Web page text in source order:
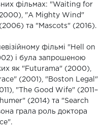
фільмах: "Waiting for
"A Mighty Wind"
та "Mascots" (2016).
фільмі "Hell on
і була запрошеною
як "Futurama" (2000),
(2001), "Boston Legal"
"The Good Wife" (2011–
(2014) та "Search
грала роль доктора